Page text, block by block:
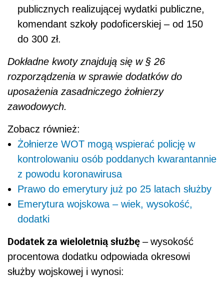
publicznych realizującej wydatki publiczne,
komendant szkoły podoficerskiej – od 150
do 300 zł.
Dokładne kwoty znajdują się w § 26
rozporządzenia w sprawie dodatków do
uposażenia zasadniczego żołnierzy
zawodowych.
Zobacz również:
Żołnierze WOT mogą wspierać policję w
kontrolowaniu osób poddanych kwarantannie
z powodu koronawirusa
Prawo do emerytury już po 25 latach służby
Emerytura wojskowa – wiek, wysokość,
dodatki
Dodatek za wieloletnią służbę – wysokość
procentowa dodatku odpowiada okresowi
służby wojskowej i wynosi: